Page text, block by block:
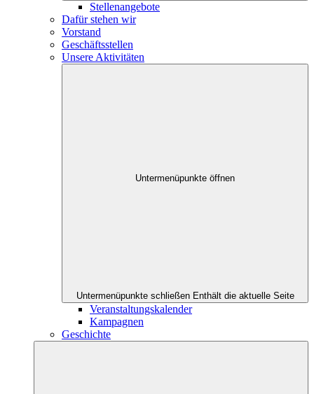
Stellenangebote
Dafür stehen wir
Vorstand
Geschäftsstellen
Unsere Aktivitäten
Untermenüpunkte öffnen
Untermenüpunkte schließen Enthält die aktuelle Seite
Veranstaltungskalender
Kampagnen
Geschichte